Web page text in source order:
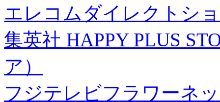
エレコムダイレクトシ
集英社 HAPPY PLUS
ア）
フジテレビフラワーネ